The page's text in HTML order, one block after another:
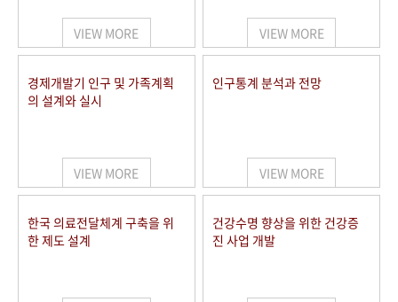
VIEW MORE VIEW MORE
경제개발기 인구 및 가족계획
의 설계와 실시
VIEW MORE
인구통계 분석과 전망
VIEW MORE
한국 의료전달체계 구축을 위
한 제도 설계
건강수명 향상을 위한 건강증
진 사업 개발